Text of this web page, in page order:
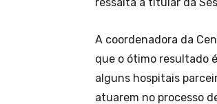
A coordenadora da
que o ótimo resultado
alguns hospitais
atuarem no processo